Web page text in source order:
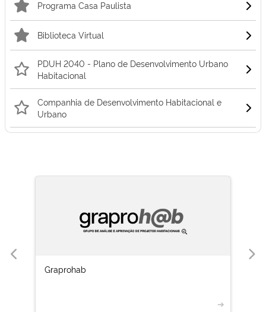
Programa Casa Paulista
Biblioteca Virtual
PDUH 2040 - Plano de Desenvolvimento Urbano
Habitacional
Companhia de Desenvolvimento Habitacional e
Urbano
Graprohab
➔